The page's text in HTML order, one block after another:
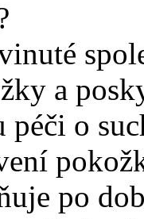
a
péči o
po